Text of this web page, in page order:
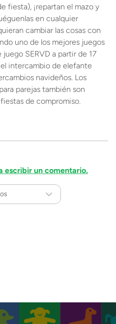
fiesta), ¡repartan el mazo y
en cualquier
cambiar las cosas con
uno de los mejores juegos
SERVD a partir de 17
intercambio de elefante
navideños. Los
parejas también son
de compromiso.
escribir un comentario.